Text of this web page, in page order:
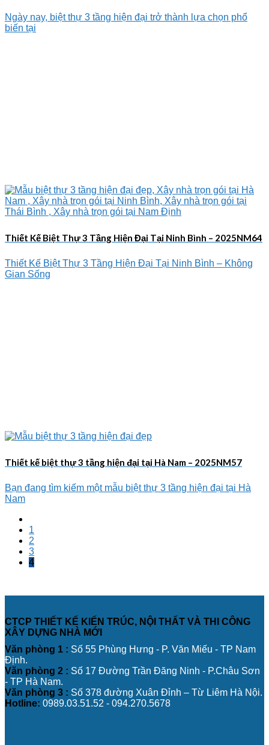
Ngày nay, biệt thự 3 tầng hiện đại trở thành lựa chọn phổ
biến tại
Thiết Kế Biệt Thự 3 Tầng Hiện Đại Tại Ninh Bình – 2025NM64
Thiết Kế Biệt Thự 3 Tầng Hiện Đại Tại Ninh Bình – Không
Gian Sống
Thiết kế biệt thự 3 tầng hiện đại tại Hà Nam – 2025NM57
Bạn đang tìm kiếm một mẫu biệt thự 3 tầng hiện đại tại Hà
Nam
1
2
3
4
CTCP THIẾT KẾ KIẾN TRÚC, NỘI THẤT VÀ THI CÔNG
XÂY DỰNG NHÀ MỚI
Văn phòng 1 : Số 55 Phùng Hưng - P. Văn Miếu - TP Nam
Định.
Văn phòng 2 : Số 17 Đường Trần Đăng Ninh - P.Châu Sơn
- TP Hà Nam.
Văn phòng 3 : Số 378 đường Xuân Đỉnh – Từ Liêm Hà Nội.
Hotline: 0989.03.51.52 - 094.270.5678